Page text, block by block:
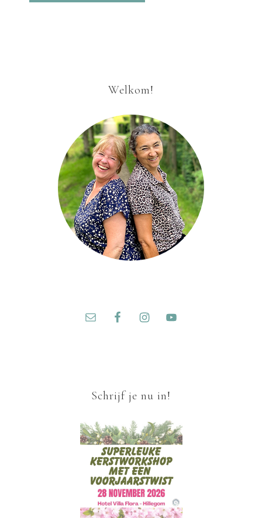
Welkom!
Schrijf je nu in!